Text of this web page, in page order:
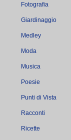
Fotografia
Giardinaggio
Medley
Moda
Musica
Poesie
Punti di Vista
Racconti
Ricette